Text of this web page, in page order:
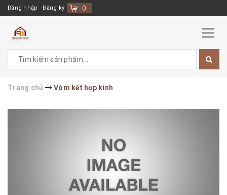
Đăng nhập Đăng ký ()
Trang chủ Vòm kết hợp kính